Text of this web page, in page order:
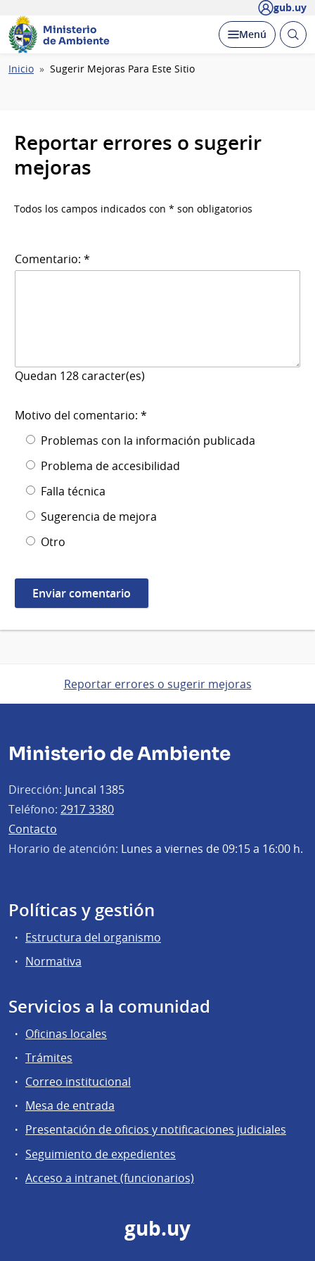
gub.uy
Ministerio
de Ambiente
Desplegar
Menú Abrir
Ruta
Inicio Sugerir Mejoras Para Este Sitio
Reportar errores o sugerir
mejoras
Todos los campos indicados con * son obligatorios
Comentario: *
Quedan 128 caracter(es)
Motivo del comentario: *
Problemas con la información publicada
Problema de accesibilidad
Falla técnica
Sugerencia de mejora
Otro
Reportar errores o sugerir mejoras
Ministerio de Ambiente
Dirección: Juncal 1385
Teléfono: 2917 3380
Contacto
Horario de atención: Lunes a viernes de 09:15 a 16:00 h.
Políticas y gestión
Estructura del organismo
Normativa
Servicios a la comunidad
Oficinas locales
Trámites
Correo institucional
Mesa de entrada
Presentación de oficios y notificaciones judiciales
Seguimiento de expedientes
Acceso a intranet (funcionarios)
gub.uy